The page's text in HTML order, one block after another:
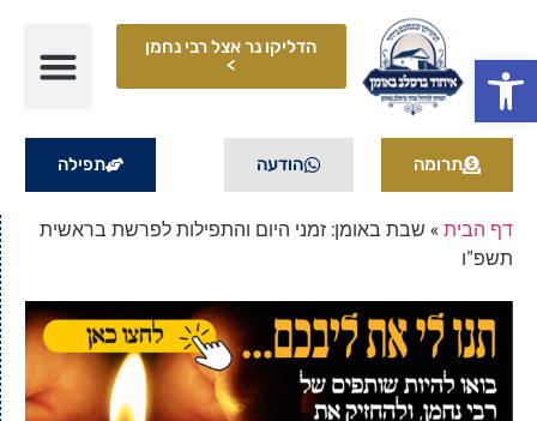
פתח סרגל נגישות
הדליקו נר אצל רבי נחמן
>
תרומה הודעה תפילה
דף הבית» שבת באומן: זמני היום והתפילות לפרשת בראשית
תשפ"ו